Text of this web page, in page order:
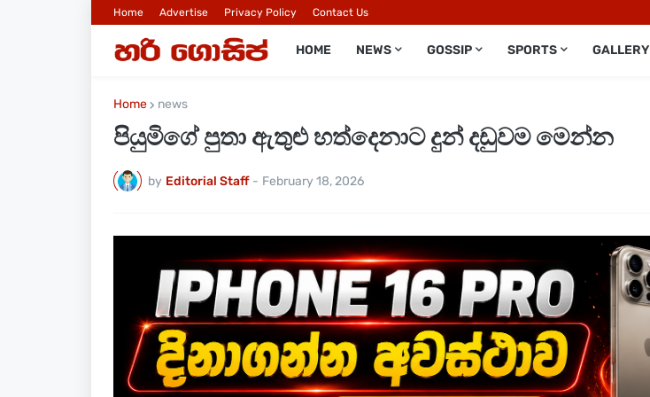
Home Advertise Privacy Policy Contact Us
HOME NEWS GOSSIP SPORTS GALLERY
Home news
පියුමිගේ පුතා ඇතුළු හත්දෙනාට දුන් දඩුවම මෙන්න
by Editorial Staff - February 18, 2026